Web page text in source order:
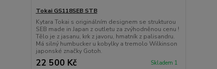
Tokai GS118SEB STB
Kytara Tokai s originálním designem se strukturou
SEB made in Japan z outletu za zvýhodněnou cenu !
Tělo je z jasanu, krk z javoru, hmatník z palisandru.
Má silný humbucker u kobylky a tremolo Wilkinson
japonské značky Gotoh.
22 500 Kč Skladem 1